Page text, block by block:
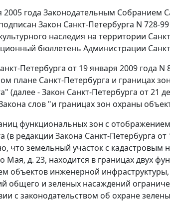
2005 года Законодательным Собранием
Закон Санкт-Петербурга N 728-
наследия на территории
бюллетень Администрации
Петербурга от 19 января 2009 года N
плане Санкт-Петербурга и границах
(далее - Закон Санкт-Петербурга от 21
слов "и границах зон охраны
функциональных зон с
(в редакции Закона Санкт-Петербурга
что земельный участок с
Мая, д. 23, находится в границах двух
объектов инженерной
общего и зеленых насаждений
с законодательством об охране